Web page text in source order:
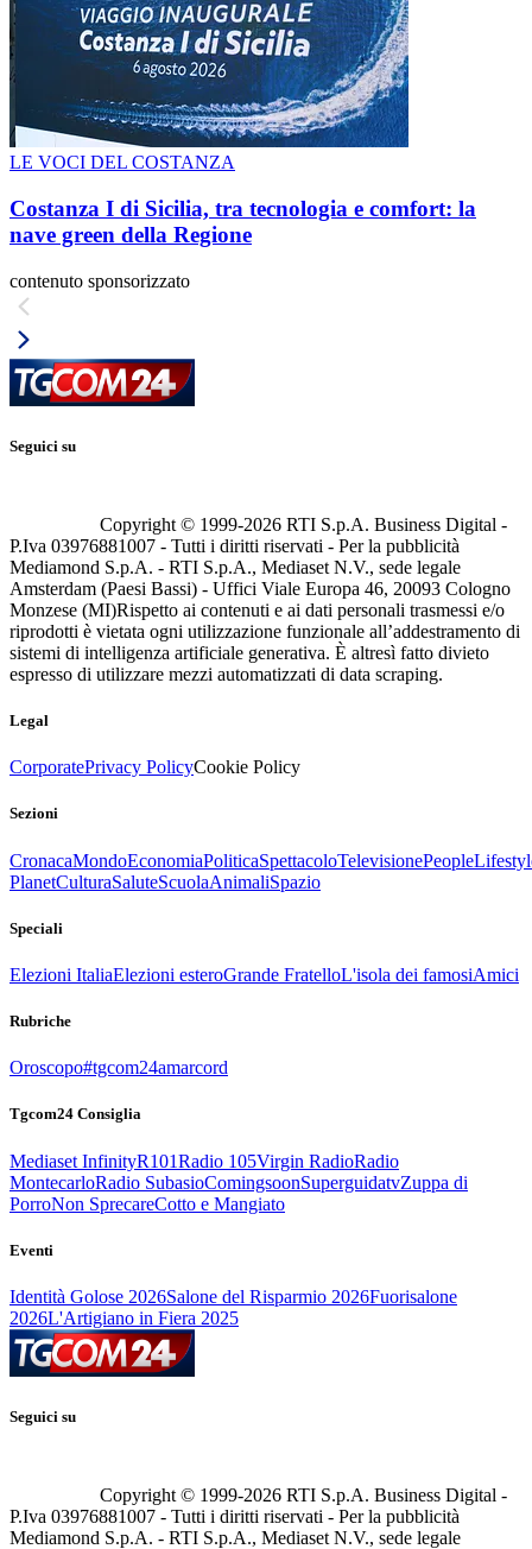
LE VOCI DEL COSTANZA
Costanza I di Sicilia, tra tecnologia e comfort: la
nave green della Regione
contenuto sponsorizzato
Seguici su
Copyright © 1999-2026 RTI S.p.A. Business Digital -
P.Iva 03976881007 - Tutti i diritti riservati - Per la pubblicità
Mediamond S.p.A. - RTI S.p.A., Mediaset N.V., sede legale
Amsterdam (Paesi Bassi) - Uffici Viale Europa 46, 20093 Cologno
Monzese (MI)Rispetto ai contenuti e ai dati personali trasmessi e/o
riprodotti è vietata ogni utilizzazione funzionale all’addestramento di
sistemi di intelligenza artificiale generativa. È altresì fatto divieto
espresso di utilizzare mezzi automatizzati di data scraping.
Legal
CorporatePrivacy PolicyCookie Policy
Sezioni
CronacaMondoEconomiaPoliticaSpettacoloTelevisionePeople
PlanetCulturaSaluteScuolaAnimaliSpazio
Speciali
Elezioni ItaliaElezioni esteroGrande FratelloL'isola dei famosiAmici
Rubriche
Oroscopo#tgcom24amarcord
Tgcom24 Consiglia
Mediaset InfinityR101Radio 105Virgin RadioRadio
MontecarloRadio SubasioComingsoonSuperguidatvZuppa di
PorroNon SprecareCotto e Mangiato
Eventi
Identità Golose 2026Salone del Risparmio 2026Fuorisalone
2026L'Artigiano in Fiera 2025
Seguici su
Copyright © 1999-2026 RTI S.p.A. Business Digital -
P.Iva 03976881007 - Tutti i diritti riservati - Per la pubblicità
Mediamond S.p.A. - RTI S.p.A., Mediaset N.V., sede legale